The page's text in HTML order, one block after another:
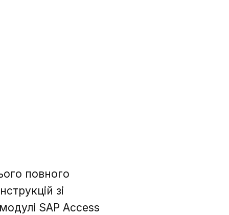
повного
зі
SAP Access